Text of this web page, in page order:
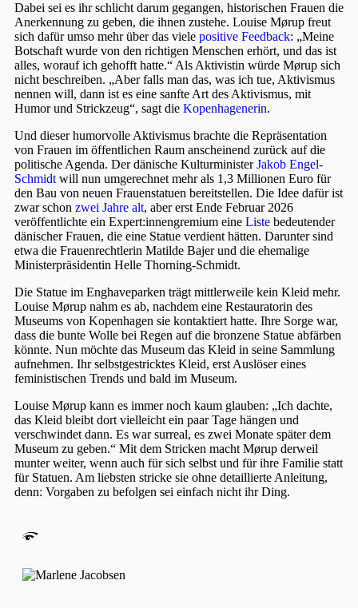
Dabei sei es ihr schlicht darum gegangen, historischen Frauen die
Anerkennung zu geben, die ihnen zustehe. Louise Mørup freut
sich dafür umso mehr über das viele positive Feedback: „Meine
Botschaft wurde von den richtigen Menschen erhört, und das ist
alles, worauf ich gehofft hatte.“ Als Aktivistin würde Mørup sich
nicht beschreiben. „Aber falls man das, was ich tue, Aktivismus
nennen will, dann ist es eine sanfte Art des Aktivismus, mit
Humor und Strickzeug“, sagt die Kopenhagenerin.
Und dieser humorvolle Aktivismus brachte die Repräsentation
von Frauen im öffentlichen Raum anscheinend zurück auf die
politische Agenda. Der dänische KulturministerJakob Engel-
Schmidt will nun umgerechnet mehr als 1,3 Millionen Euro für
den Bau von neuen Frauenstatuen bereitstellen. Die Idee dafür ist
zwar schon zwei Jahre alt, aber erst Ende Februar 2026
veröffentlichte ein Expert:innengremium eine Liste bedeutender
dänischer Frauen, die eine Statue verdient hätten. Darunter sind
etwa die Frauenrechtlerin Matilde Bajer und die ehemalige
Ministerpräsidentin Helle Thorning-Schmidt.
Die Statue im Enghaveparken trägt mittlerweile kein Kleid mehr.
Louise Mørup nahm es ab, nachdem eine Restauratorin des
Museums von Kopenhagen sie kontaktiert hatte. Ihre Sorge war,
dass die bunte Wolle bei Regen auf die bronzene Statue abfärben
könnte. Nun möchte das Museum das Kleid in seine Sammlung
aufnehmen. Ihr selbstgestricktes Kleid, erst Auslöser eines
feministischen Trends und bald im Museum.
Louise Mørup kann es immer noch kaum glauben: „Ich dachte,
das Kleid bleibt dort vielleicht ein paar Tage hängen und
verschwindet dann. Es war surreal, es zwei Monate später dem
Museum zu geben.“ Mit dem Stricken macht Mørup derweil
munter weiter, wenn auch für sich selbst und für ihre Familie statt
für Statuen. Am liebsten stricke sie ohne detaillierte Anleitung,
denn: Vorgaben zu befolgen sei einfach nicht ihr Ding.